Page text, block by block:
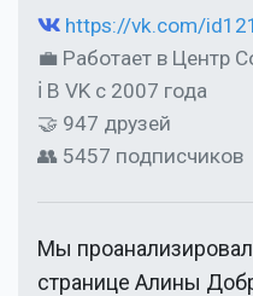
https://vk.com/
💼 Работает в Центр
ℹ В VK с 2007 года
🤝 947 друзей
👥 5457 подписчиков
Мы
странице Алины